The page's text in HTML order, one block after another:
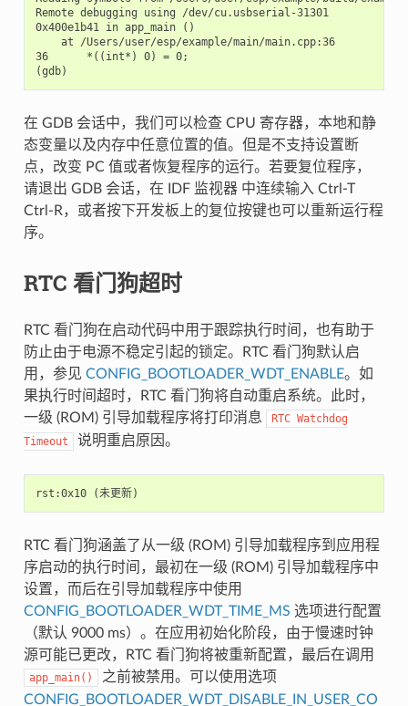
Remote debugging using /dev/cu.usbserial-31301
0x400e1b41 in app_main ()
    at /Users/user/esp/example/main/main.cpp:36
36      *((int*) 0) = 0;
在 GDB 会话中，我们可以检查 CPU 寄存器，本地和静
态变量以及内存中任意位置的值。但是不支持设置断
点，改变 PC 值或者恢复程序的运行。若要复位程序，
请退出 GDB 会话，在 IDF 监视器 中连续输入 Ctrl-T
Ctrl-R，或者按下开发板上的复位按键也可以重新运行程
序。
RTC 看门狗超时
RTC 看门狗在启动代码中用于跟踪执行时间，也有助于
防止由于电源不稳定引起的锁定。RTC 看门狗默认启
用，参见 CONFIG_BOOTLOADER_WDT_ENABLE。如
果执行时间超时，RTC 看门狗将自动重启系统。此时，
一级 (ROM) 引导加载程序将打印消息
RTC Watchdog
Timeout
说明重启原因。
RTC 看门狗涵盖了从一级 (ROM) 引导加载程序到应用程
序启动的执行时间，最初在一级 (ROM) 引导加载程序中
设置，而后在引导加载程序中使用
CONFIG_BOOTLOADER_WDT_TIME_MS 选项进行配置
（默认 9000 ms）。在应用初始化阶段，由于慢速时钟
源可能已更改，RTC 看门狗将被重新配置，最后在调用
app_main()
之前被禁用。可以使用选项
CONFIG_BOOTLOADER_WDT_DISABLE_IN_USER_CO